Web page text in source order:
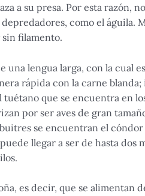
a su presa. Por esta razón,
como el águila.
sin filamento.
una lengua larga, con la cual
rápida con la carne blanda;
que se encuentra en
por ser aves de gran
se encuentran el cóndor
llegar a ser de hasta dos
es decir, que se alimentan